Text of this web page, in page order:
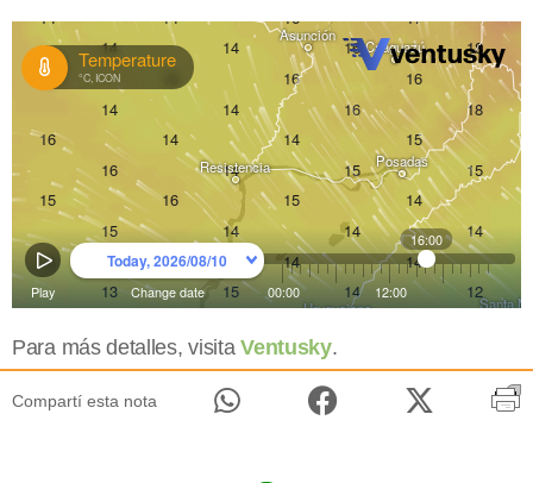
Para más detalles, visitaVentusky.
Compartí esta nota